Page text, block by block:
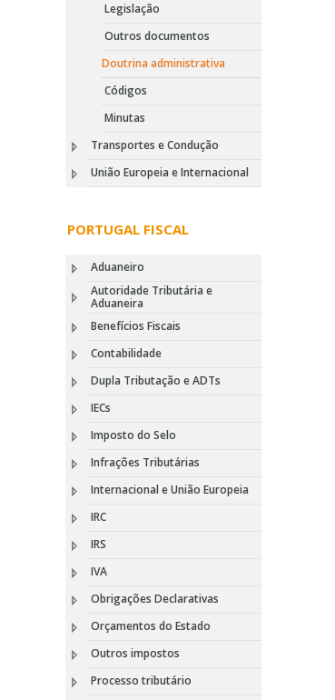
Legislação
Outros documentos
Doutrina administrativa
Códigos
Minutas
Transportes e Condução
União Europeia e Internacional
PORTUGAL FISCAL
Aduaneiro
Autoridade Tributária e
Aduaneira
Benefícios Fiscais
Contabilidade
Dupla Tributação e ADTs
IECs
Imposto do Selo
Infrações Tributárias
Internacional e União Europeia
IRC
IRS
IVA
Obrigações Declarativas
Orçamentos do Estado
Outros impostos
Processo tributário